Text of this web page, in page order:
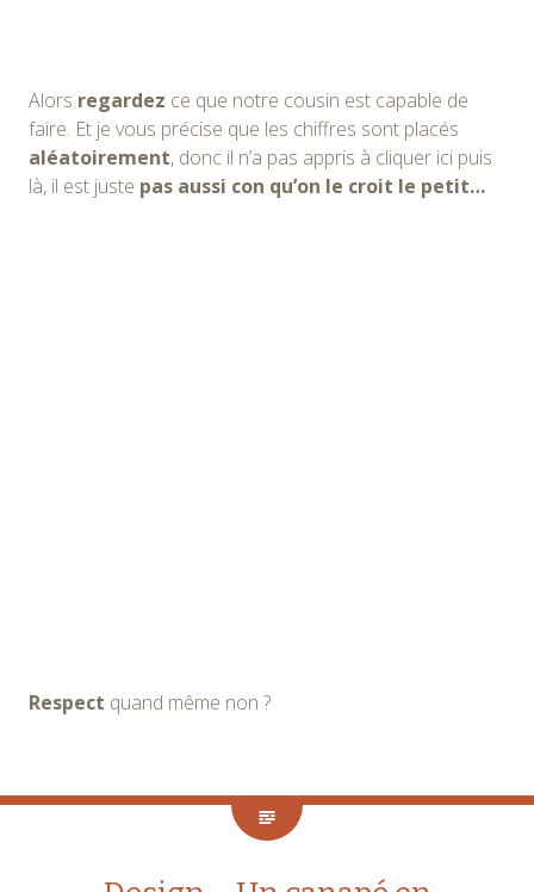
Alors regardez ce que notre cousin est capable de
faire. Et je vous précise que les chiffres sont placés
aléatoirement, donc il n’a pas appris à cliquer ici puis
là, il est juste pas aussi con qu’on le croit le petit…
Respect quand même non ?